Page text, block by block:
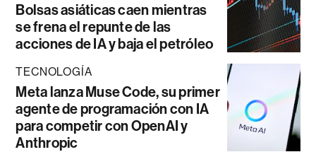
Bolsas asiáticas caen mientras
se frena el repunte de las
acciones de IA y baja el petróleo
TECNOLOGÍA
Meta lanza Muse Code, su primer
agente de programación con IA
para competir con OpenAI y
Anthropic